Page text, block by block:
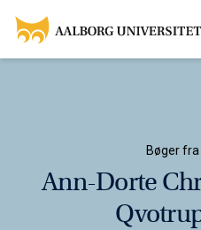
Bøger
Ann-Dorte